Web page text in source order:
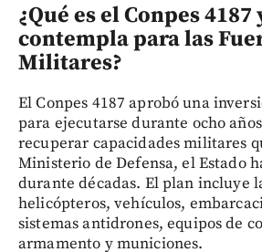
¿Qué es el Conpes 4187
contempla para las
Militares?
El Conpes 4187 aprobó una
para ejecutarse durante ocho
recuperar capacidades militares
Ministerio de Defensa, el Estado
durante décadas. El plan incluye
helicópteros, vehículos,
sistemas antidrones, equipos de
armamento y municiones.